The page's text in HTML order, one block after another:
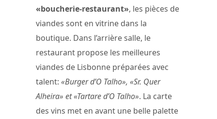
«boucherie-restaurant», les pièces de
viandes sont en vitrine dans la
boutique. Dans l’arrière salle, le
restaurant propose les meilleures
viandes de Lisbonne préparées avec
talent: «Burger d’O Talho», «Sr. Quer
Alheira» et «Tartare d’O Talho». La carte
des vins met en avant une belle palette